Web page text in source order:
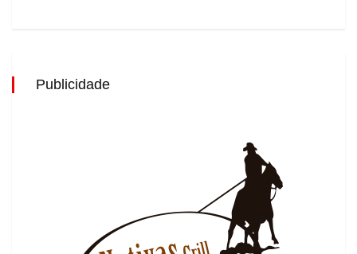
Publicidade